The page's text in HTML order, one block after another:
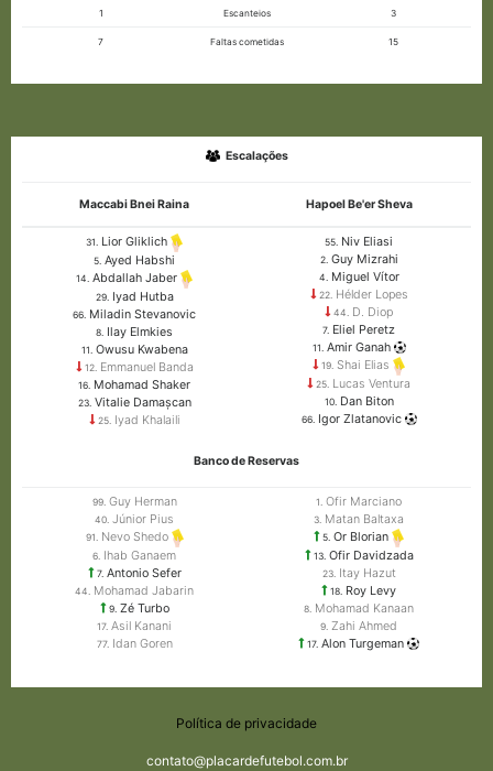
1 Escanteios 3
7 Faltas cometidas 15
Escalações
Maccabi Bnei Raina Hapoel Be'er Sheva
31. Lior Gliklich
5. Ayed Habshi
14. Abdallah Jaber
29.Iyad Hutba
66. Miladin Stevanovic
8. Ilay Elmkies
11. Owusu Kwabena
12.Emmanuel Banda
16. Mohamad Shaker
23.Vitalie Damașcan
25.Iyad Khalaili
55. Niv Eliasi
2.Guy Mizrahi
4. Miguel Vítor
22.Hélder Lopes
44. D. Diop
7. Eliel Peretz
11. Amir Ganah
19. Shai Elias
25. Lucas Ventura
10.Dan Biton
66.Igor Zlatanovic
Banco de Reservas
99.Guy Herman
40. Júnior Pius
91.Nevo Shedo
6. Ihab Ganaem
7.Antonio Sefer
44. Mohamad Jabarin
9.Zé Turbo
17. Asil Kanani
77.Idan Goren
1. Ofir Marciano
3. Matan Baltaxa
5. Or Blorian
13.Ofir Davidzada
23.Itay Hazut
18. Roy Levy
8. Mohamad Kanaan
9. Zahi Ahmed
17. Alon Turgeman
Política de privacidade
contato@placardefutebol.com.br